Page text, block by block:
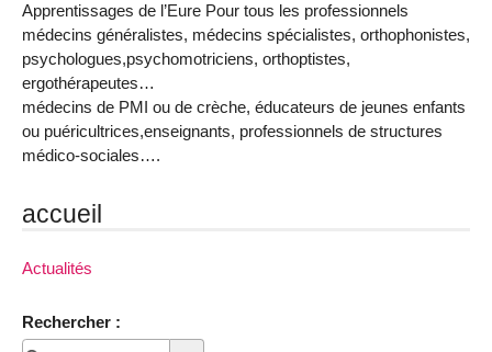
Apprentissages de l’Eure Pour tous les professionnels
médecins généralistes, médecins spécialistes, orthophonistes,
psychologues,psychomotriciens, orthoptistes,
ergothérapeutes…
médecins de PMI ou de crèche, éducateurs de jeunes enfants
ou puéricultrices,enseignants, professionnels de structures
médico-sociales….
accueil
Actualités
Rechercher :